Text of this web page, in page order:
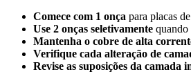
Comece com 1 onça para placas
Use 2 onças seletivamente quando
Mantenha o cobre de alta
Verifique cada alteração de
Revise as suposições da camada